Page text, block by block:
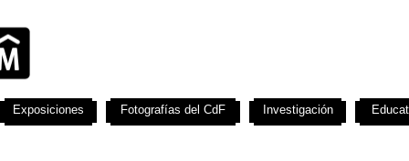
Exposiciones Fotografías del CdF Investigación